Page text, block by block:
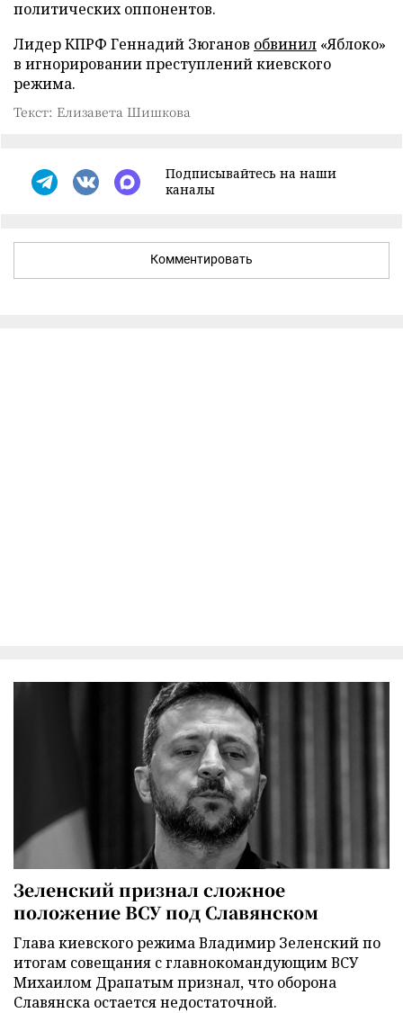
политических оппонентов.
Лидер КПРФ Геннадий Зюганов обвинил «Яблоко»
в игнорировании преступлений киевского
режима.
Текст: Елизавета Шишкова
Подписывайтесь на наши
каналы
Комментировать
Зеленский признал сложное
положение ВСУ под Славянском
Глава киевского режима Владимир Зеленский по
итогам совещания с главнокомандующим ВСУ
Михаилом Драпатым признал, что оборона
Славянска остается недостаточной.